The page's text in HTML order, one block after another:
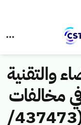
والتقنية
مخالفات
نظام الاتصالات رقم (437473/